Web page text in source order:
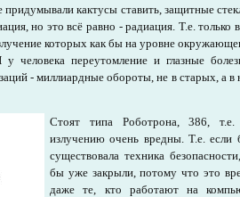
придумывали кактусы ставить, защитные
но это всё равно - радиация. Т.е. только
которых как бы на уровне
человека переутомление и глазные
- миллиардные обороты, не в старых, а
Стоят типа Роботрона, 386,
излучению очень вредны. Т.е. если
существовала техника
бы уже закрыли, потому что это
даже те, кто работают на